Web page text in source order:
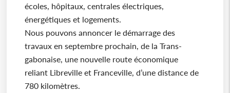
écoles, hôpitaux, centrales électriques,
énergétiques et logements.
Nous pouvons annoncer le démarrage des
travaux en septembre prochain, de la Trans-
gabonaise, une nouvelle route économique
reliant Libreville et Franceville, d’une distance de
780 kilomètres.